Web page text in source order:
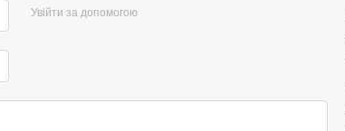
Увійти за допомогою